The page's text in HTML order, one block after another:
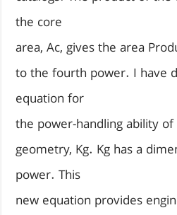
the core
area, Ac, gives the area
to the fourth power. I have
equation for
the power-handling ability
geometry, Kg. Kg has a
power. This
new equation provides